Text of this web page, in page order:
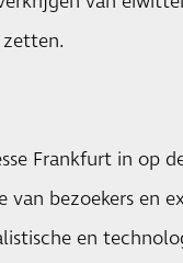
Frankfurt in op
van bezoekers en
en